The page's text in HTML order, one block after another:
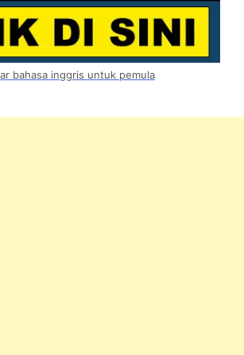
bahasa inggris untuk pemula